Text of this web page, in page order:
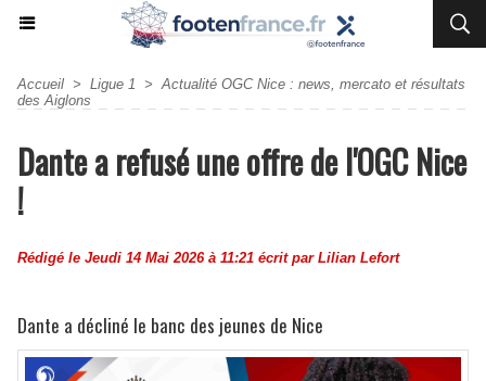
Accueil > Ligue 1 > Actualité OGC Nice : news, mercato et résultats
des Aiglons
Dante a refusé une offre de l'OGC Nice
!
Rédigé le Jeudi 14 Mai 2026 à 11:21 écrit par Lilian Lefort
Dante a décliné le banc des jeunes de Nice